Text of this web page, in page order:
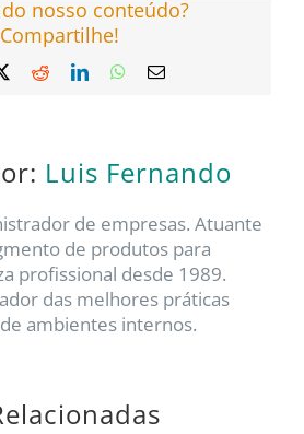
nosso conteúdo?
Compartilhe!
RedditLinkedInWhatsApp
E-
Luis Fernando
de empresas. Atuante
de produtos para
profissional desde 1989.
das melhores práticas
ambientes internos.